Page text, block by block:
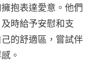
抱表達愛意。他們
時給予安慰和支
的舒適區，嘗試伴
。